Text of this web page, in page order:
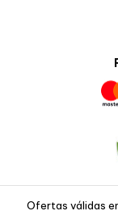
Ofertas válidas